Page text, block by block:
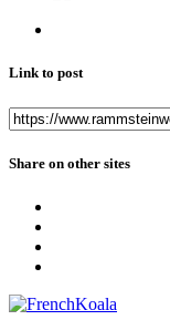
Link to post
Share on other sites